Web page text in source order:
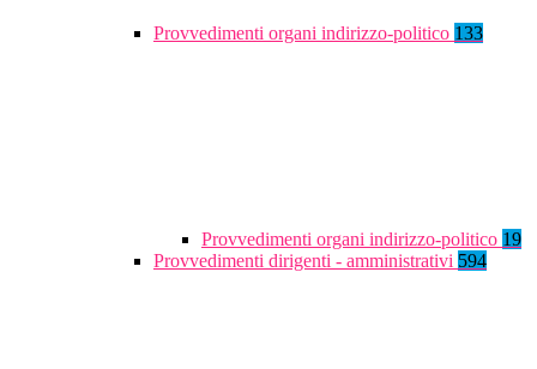
Provvedimenti organi indirizzo-politico 133
Provvedimenti organi indirizzo-politico 19
Provvedimenti dirigenti - amministrativi 594